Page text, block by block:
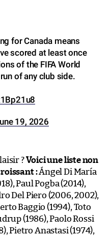
for Canada means
scored at least once
of the FIFA World
of any club side.
19, 2026
?Voici une liste non
:Ángel Di María
Paul Pogba (2014),
Del Piero (2006, 2002),
Baggio (1994), Toto
(1986), Paolo Rossi
Pietro Anastasi (1974),